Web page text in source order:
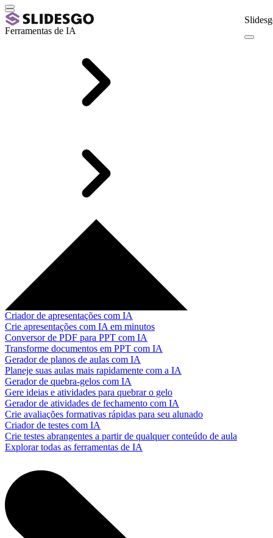
Ferramentas de IA
Criador de apresentações com IA
Crie apresentações com IA em minutos
Conversor de PDF para PPT com IA
Transforme documentos em PPT com IA
Gerador de planos de aulas com IA
Planeje suas aulas mais rapidamente com a IA
Gerador de quebra-gelos com IA
Gere ideias e atividades para quebrar o gelo
Gerador de atividades de fechamento com IA
Crie avaliações formativas rápidas para seu alunado
Criador de testes com IA
Crie testes abrangentes a partir de qualquer conteúdo de aula
Explorar todas as ferramentas de IA